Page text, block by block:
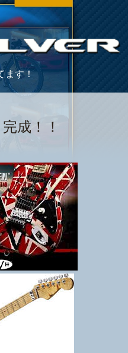
ます！
成！！